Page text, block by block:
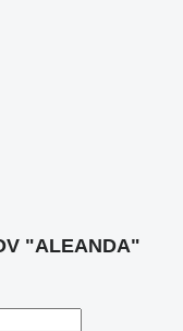
"ALEANDA"